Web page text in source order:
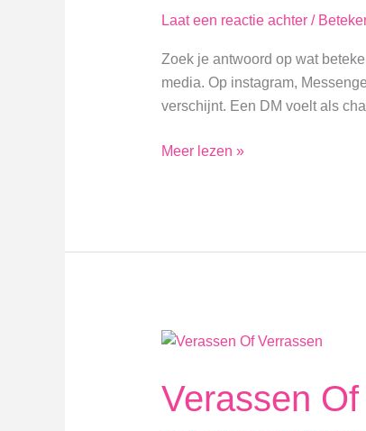
Laat een reactie achter /
Zoek je antwoord op wat
media. Op instagram,
verschijnt. Een DM voelt als
Wat
Meer lezen »
Verassen